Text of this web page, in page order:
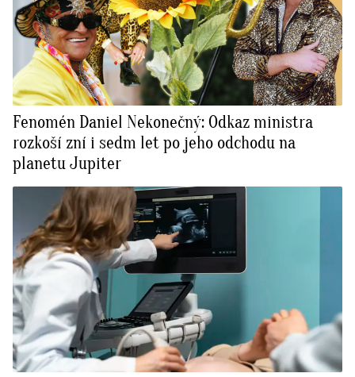
Fenomén Daniel Nekonečný: Odkaz ministra
rozkoší zní i sedm let po jeho odchodu na
planetu Jupiter